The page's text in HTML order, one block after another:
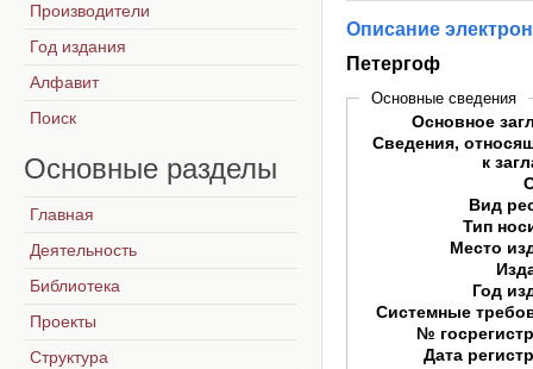
Описание
Петергоф
Основные сведения
Основное
Сведения,
к
Вид
Тип
Место
Год
Системные
№
Дата
Производители
Год издания
Алфавит
Поиск
Основные разделы
Главная
Деятельность
Библиотека
Проекты
Структура